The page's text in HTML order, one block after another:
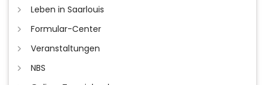
Leben in Saarlouis
Formular-Center
Veranstaltungen
NBS